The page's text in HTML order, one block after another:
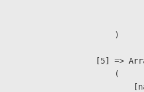
                        )
[5] =>
                        (